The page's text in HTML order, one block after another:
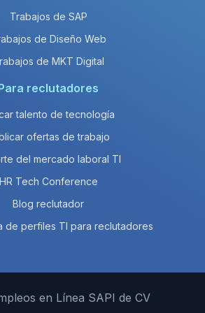
Trabajos de SAP
de Diseño Web
de MKT Digital
reclutadores
talento de tecnología
ofertas de trabajo
del mercado laboral TI
HR Tech Conference
Blog reclutador
de perfiles TI para reclutadores
en Línea SAPI de CV